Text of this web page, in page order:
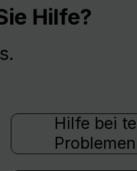
Hilfe?
Hilfe bei
Problemen